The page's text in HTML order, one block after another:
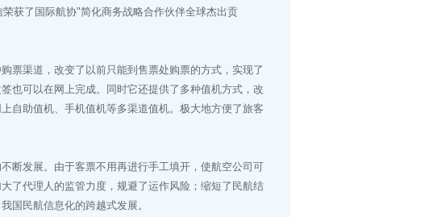
获了国际航协"简化商务战略合作伙伴全球杰出贡
渠道，改变了以前只能到售票处购票的方式，实现了
也可以在网上完成。同时它还提供了多种值机方式，改
自助值机、手机值机等多渠道值机。极大地方便了旅客
发展。由于客票不用再进行手工填开，使航空公司可
了代理人的监管力度，规避了运作风险；缩短了民航结
国民航信息化的跨越式发展。